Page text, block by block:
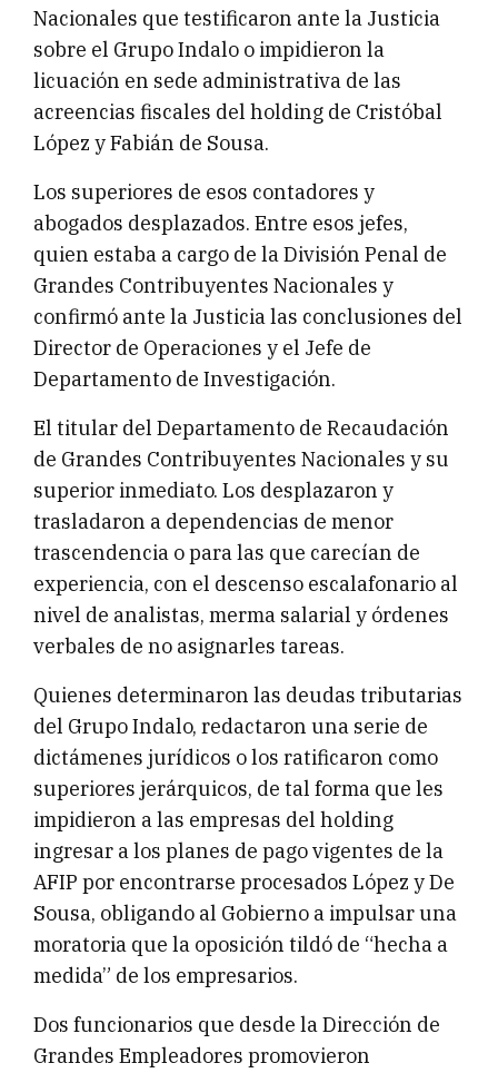
Nacionales que testificaron ante la Justicia
sobre el Grupo Indalo o impidieron la
licuación en sede administrativa de las
acreencias fiscales del holding de Cristóbal
López y Fabián de Sousa.
Los superiores de esos contadores y
abogados desplazados. Entre esos jefes,
quien estaba a cargo de la División Penal de
Grandes Contribuyentes Nacionales y
confirmó ante la Justicia las conclusiones del
Director de Operaciones y el Jefe de
Departamento de Investigación.
El titular del Departamento de Recaudación
de Grandes Contribuyentes Nacionales y su
superior inmediato. Los desplazaron y
trasladaron a dependencias de menor
trascendencia o para las que carecían de
experiencia, con el descenso escalafonario al
nivel de analistas, merma salarial y órdenes
verbales de no asignarles tareas.
Quienes determinaron las deudas tributarias
del Grupo Indalo, redactaron una serie de
dictámenes jurídicos o los ratificaron como
superiores jerárquicos, de tal forma que les
impidieron a las empresas del holding
ingresar a los planes de pago vigentes de la
AFIP por encontrarse procesados López y De
Sousa, obligando al Gobierno a impulsar una
moratoria que la oposición tildó de “hecha a
medida” de los empresarios.
Dos funcionarios que desde la Dirección de
Grandes Empleadores promovieron